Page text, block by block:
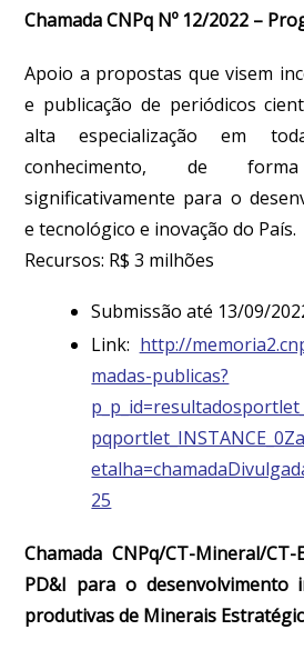
Chamada CNPq Nº 12/2022 –
Apoio a propostas que visem
e publicação de periódicos
alta especialização em
conhecimento, de
significativamente para o
e tecnológico e inovação do País.
Recursos: R$ 3 milhões
Submissão até 13/09/
Link: http://
madas-publicas?
25
Chamada CNPq/CT-Mineral/
PD&I para o desenvolvimento
produtivas de Minerais